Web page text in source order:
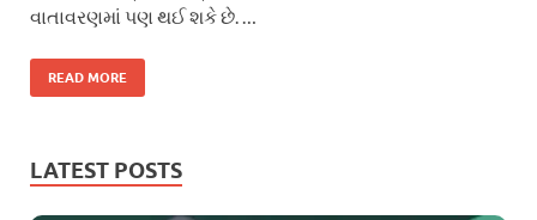
વાતાવરણમાં પણ થઈ શકે છે. …
READ MORE
LATEST POSTS